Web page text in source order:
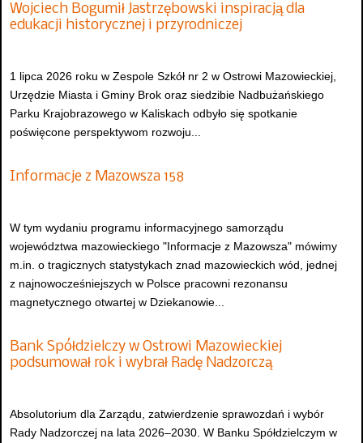
Wojciech Bogumił Jastrzębowski inspiracją dla
edukacji historycznej i przyrodniczej
1 lipca 2026 roku w Zespole Szkół nr 2 w Ostrowi Mazowieckiej,
Urzędzie Miasta i Gminy Brok oraz siedzibie Nadbużańskiego
Parku Krajobrazowego w Kaliskach odbyło się spotkanie
poświęcone perspektywom rozwoju...
Informacje z Mazowsza 158
W tym wydaniu programu informacyjnego samorządu
województwa mazowieckiego "Informacje z Mazowsza" mówimy
m.in. o tragicznych statystykach znad mazowieckich wód, jednej
z najnowocześniejszych w Polsce pracowni rezonansu
magnetycznego otwartej w Dziekanowie...
Bank Spółdzielczy w Ostrowi Mazowieckiej
podsumował rok i wybrał Radę Nadzorczą
Absolutorium dla Zarządu, zatwierdzenie sprawozdań i wybór
Rady Nadzorczej na lata 2026–2030. W Banku Spółdzielczym w